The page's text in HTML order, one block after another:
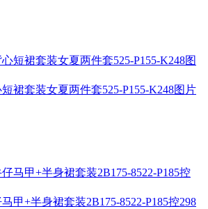
裙套装女夏两件套525-P155-K248图片
甲+半身裙套装2B175-8522-P185控298